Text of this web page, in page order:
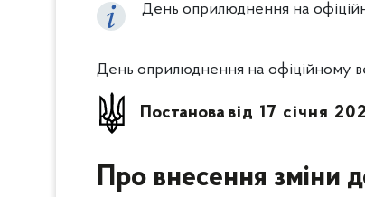
День оприлюднення на
День оприлюднення на офіційному
Постанова від 17 січня
Про внесення зміни